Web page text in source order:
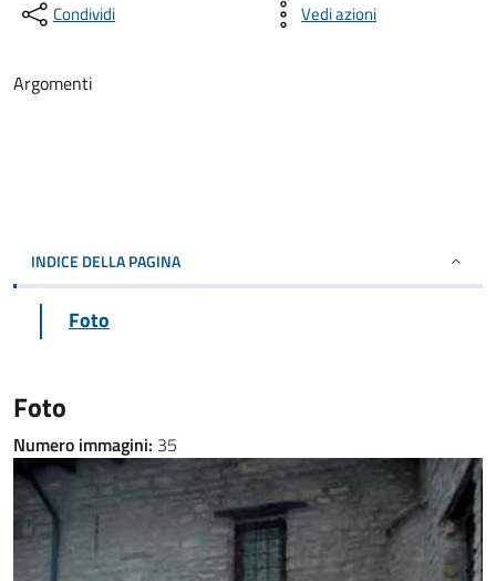
Condividi Vedi azioni
Argomenti
INDICE DELLA PAGINA
Foto
Foto
Numero immagini: 35